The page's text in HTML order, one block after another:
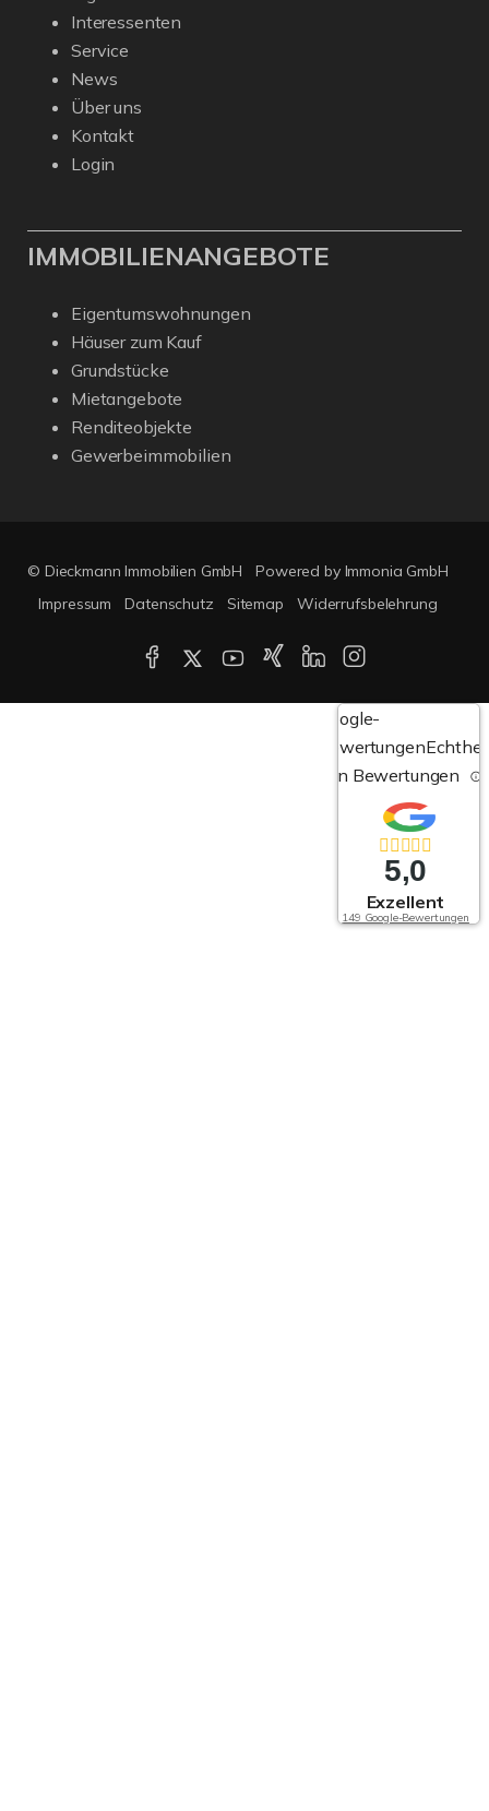
Interessenten
Service
News
Über uns
Kontakt
Login
IMMOBILIENANGEBOTE
Eigentumswohnungen
Häuser zum Kauf
Grundstücke
Mietangebote
Renditeobjekte
Gewerbeimmobilien
© Dieckmann Immobilien GmbH
Powered by Immonia GmbH
Impressum
Datenschutz Sitemap Widerrufsbelehrung
Google-
Bewertungen
von Bewertungen
5,0
Exzellent
149 Google-Bewertungen